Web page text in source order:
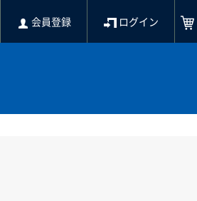
会員登録 ログイン